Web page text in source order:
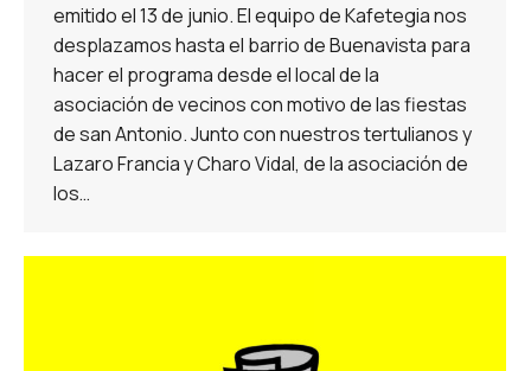
emitido el 13 de junio. El equipo de Kafetegia nos
desplazamos hasta el barrio de Buenavista para
hacer el programa desde el local de la
asociación de vecinos con motivo de las fiestas
de san Antonio. Junto con nuestros tertulianos y
Lazaro Francia y Charo Vidal, de la asociación de
los…